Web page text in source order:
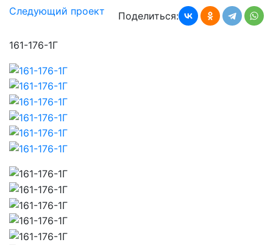
Следующий проект
Поделиться:
161-176-1Г